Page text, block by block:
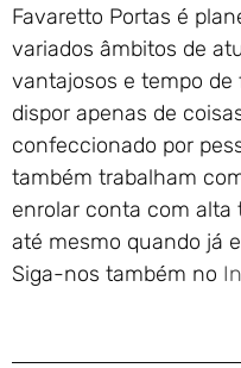
Favaretto Portas é
variados âmbitos de
vantajosos e tempo
dispor apenas de
confeccionado por
também trabalham
enrolar conta com alta
até mesmo quando já
Siga-nos também no